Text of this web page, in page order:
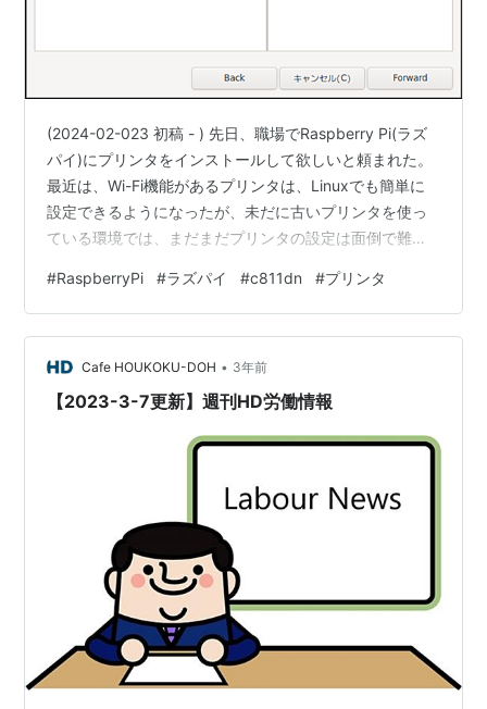
(2024-02-023 初稿 - ) 先日、職場でRaspberry Pi(ラズ
パイ)にプリンタをインストールして欲しいと頼まれた。
最近は、Wi-Fi機能があるプリンタは、Linuxでも簡単に
設定できるようになったが、未だに古いプリンタを使っ
ている環境では、まだまだプリンタの設定は面倒で難し
c811dn で、ラズパイに設定とのことでかなりニッチな情
報。 初めは、ラズパイのプリンタドライバを探してみた
が、目的プリンタのドライバが見つからず、Webを検索
すると以下のページがヒットした。 Ubuntu日本語フォー
ラム / oki c811dn…
#RaspberryPi #ラズパイ #c811dn #プリンタ
Cafe HOUKOKU-DOH • 3年前
【2023-3-7更新】週刊HD労働情報